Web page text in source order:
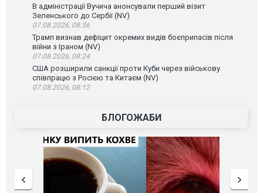
В адміністрації Вучича анонсували перший візит
Зеленського до Сербії (NV)
07.08.2026, 08:36
Трамп визнав дефіцит окремих видів боєприпасів після
війни з Іраном (NV)
07.08.2026, 08:24
США розширили санкції проти Куби через військову
співпрацю з Росією та Китаєм (NV)
07.08.2026, 08:12
БЛОГОЖАБИ